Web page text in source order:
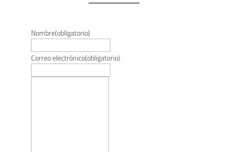
Nombre(obligatorio)
Correo electrónico(obligatorio)